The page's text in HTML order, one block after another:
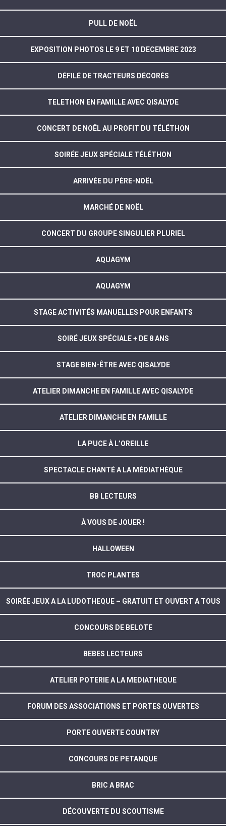
PULL DE NOËL
EXPOSITION PHOTOS LE 9 ET 10 DECEMBRE 2023
DÉFILÉ DE TRACTEURS DÉCORÉS
TELETHON EN FAMILLE AVEC QISALYDE
CONCERT DE NOËL AU PROFIT DU TÉLÉTHON
SOIRÉE JEUX SPÉCIALE TÉLÉTHON
ARRIVÉE DU PÈRE-NOËL
MARCHÉ DE NOËL
CONCERT DU GROUPE SINGULIER PLURIEL
AQUAGYM
AQUAGYM
STAGE ACTIVITÉS MANUELLES POUR ENFANTS
SOIRÉ JEUX SPÉCIALE + DE 8 ANS
STAGE BIEN-ÊTRE AVEC QISALYDE
ATELIER DIMANCHE EN FAMILLE AVEC QISALYDE
ATELIER DIMANCHE EN FAMILLE
LA PUCE À L’OREILLE
SPECTACLE CHANTÉ A LA MÉDIATHÈQUE
BB LECTEURS
À VOUS DE JOUER !
HALLOWEEN
TROC PLANTES
SOIRÉE JEUX A LA LUDOTHEQUE – GRATUIT ET OUVERT A TOUS
CONCOURS DE BELOTE
BEBES LECTEURS
ATELIER POTERIE A LA MEDIATHEQUE
FORUM DES ASSOCIATIONS ET PORTES OUVERTES
PORTE OUVERTE COUNTRY
CONCOURS DE PETANQUE
BRIC A BRAC
DÉCOUVERTE DU SCOUTISME